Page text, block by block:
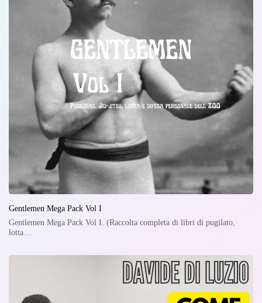
Gentlemen Mega Pack Vol I
Gentlemen Mega Pack Vol I. (Raccolta completa di libri di pugilato,
lotta…